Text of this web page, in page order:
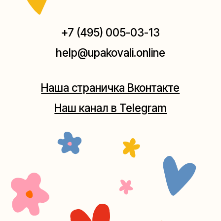
Москва, ул.Плющиха, дом 42
(как пройти)
Москва, ул.Таганская, дом 25-27
Мастерская на Плющихе
Мастерская на Таганке
+7 (980) 495-03-13
+7 (980) 156-03-13